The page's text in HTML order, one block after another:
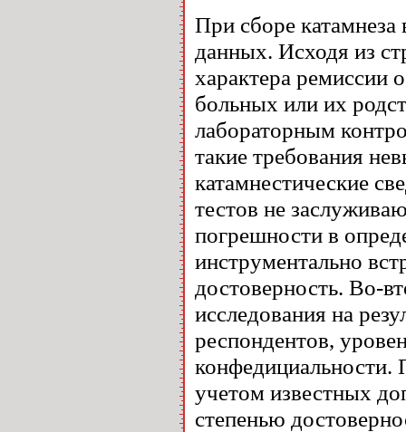
При сборе катамнеза
данных. Исходя из
характера ремиссии
больных или их
лабораторным
такие требования
катамнестические
тестов не
погрешности в
инструментально
достоверность. Во-
исследования на
респондентов,
конфедициальности.
учетом известных
степенью